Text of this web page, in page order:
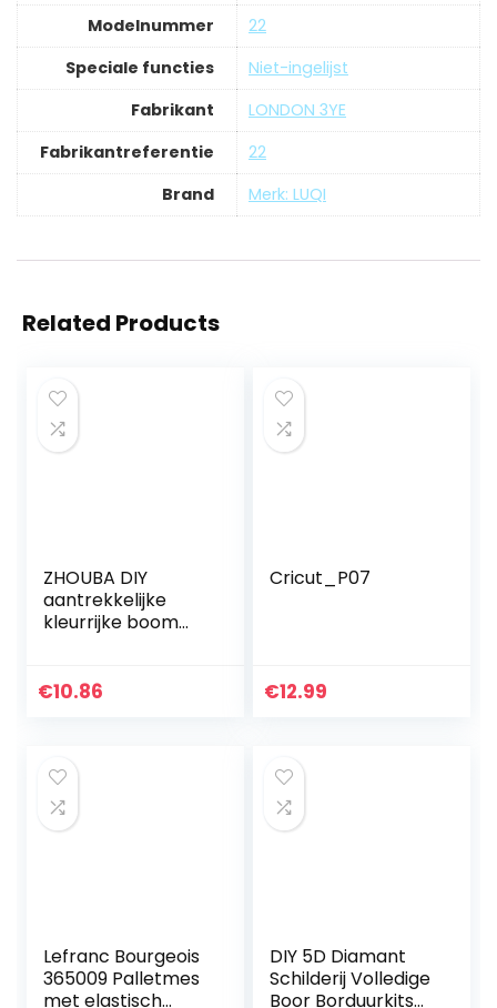
Modelnummer
‎22
Speciale functies
‎Niet-ingelijst
Fabrikant
‎LONDON 3YE
Fabrikantreferentie
‎22
Brand
Merk: LUQI
Related Products
ZHOUBA DIY
aantrekkelijke
kleurrijke boom
diamant schilderij
€10.86
Cricut_P07
€12.99
Lefranc Bourgeois
365009 Palletmes
met elastisch
DIY 5D Diamant
Schilderij Volledige
Boor Borduurkits